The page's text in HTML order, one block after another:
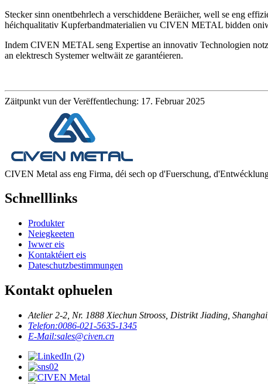
Stecker sinn onentbehrlech a verschiddene Beräicher, well se eng
héichqualitativ Kupferbandmaterialien vu CIVEN METAL bidden
Indem CIVEN METAL seng Expertise an innovativ Technologien
an elektresch Systemer weltwäit ze garantéieren.
Zäitpunkt vun der Verëffentlechung: 17. Februar 2025
CIVEN Metal ass eng Firma, déi sech op d'Fuerschung,
Schnelllinks
Produkter
Neiegkeeten
Iwwer eis
Kontaktéiert eis
Dateschutzbestimmungen
Kontakt ophuelen
Atelier 2-2, Nr. 1888 Xiechun Strooss, Distrikt Jiading,
Telefon:0086-021-5635-1345
E-Mail:sales@civen.cn